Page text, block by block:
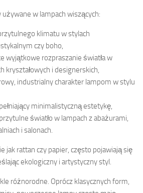
używane w lampach wiszących:
klimatu w stylach
czy boho,
wyjątkowe rozpraszanie światła w
kryształowych i designerskich,
industrialny charakter lampom w stylu
minimalistyczną estetykę,
światło w lampach z abażurami,
i salonach.
jak rattan czy papier, często pojawiają się
ekologiczny i artystyczny styl.
różnorodne. Oprócz klasycznych form,